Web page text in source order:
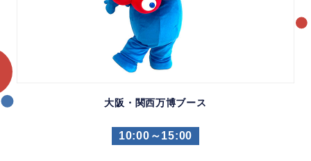
大阪・関西万博ブース
10:00～15:00